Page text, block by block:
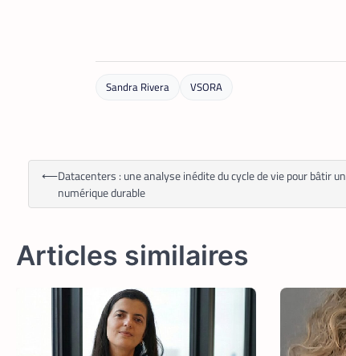
Sandra Rivera VSORA
⟵Datacenters : une analyse inédite du cycle de vie pour bâtir un
numérique durable
Articles similaires